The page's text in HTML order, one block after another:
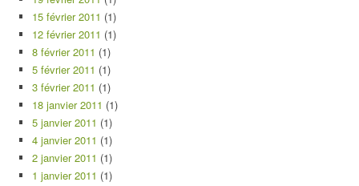
15 février 2011 (1)
12 février 2011 (1)
8 février 2011 (1)
5 février 2011 (1)
3 février 2011 (1)
18 janvier 2011 (1)
5 janvier 2011 (1)
4 janvier 2011 (1)
2 janvier 2011 (1)
1 janvier 2011 (1)